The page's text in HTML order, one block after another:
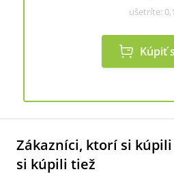
ušetríte:
Kúpiť
Zákazníci, ktorí si
si kúpili tiež